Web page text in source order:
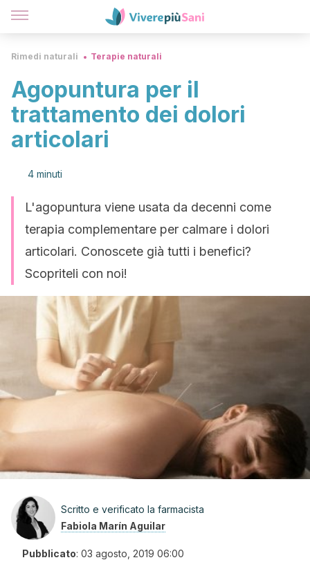
Rimedi naturali Terapie naturali
Agopuntura per il
trattamento dei dolori
articolari
4 minuti
L'agopuntura viene usata da decenni come
terapia complementare per calmare i dolori
articolari. Conoscete già tutti i benefici?
Scopriteli con noi!
Scritto e verificato la farmacista
Fabiola Marín Aguilar
Pubblicato: 03 agosto, 2019 06:00